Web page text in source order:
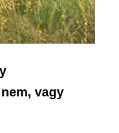
vagy